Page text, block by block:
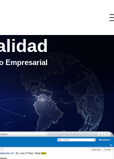
Empresarial
SERVIDORES ÚLTIMOS ARTÍCULOS
de correo
empresas
Web el 27 mayo, 2021